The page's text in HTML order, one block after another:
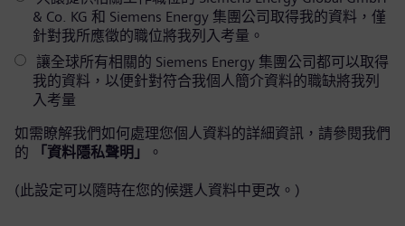
& Co. KG 和 Siemens Energy 集團公司取得我的資料，僅
針對我所應徵的職位將我列入考量。
讓全球所有相關的 Siemens Energy 集團公司都可以取得
我的資料，以便針對符合我個人簡介資料的職缺將我列
入考量
如需瞭解我們如何處理您個人資料的詳細資訊，請參閱我們
的
「資料隱私聲明」 。
(此設定可以隨時在您的候選人資料中更改。)